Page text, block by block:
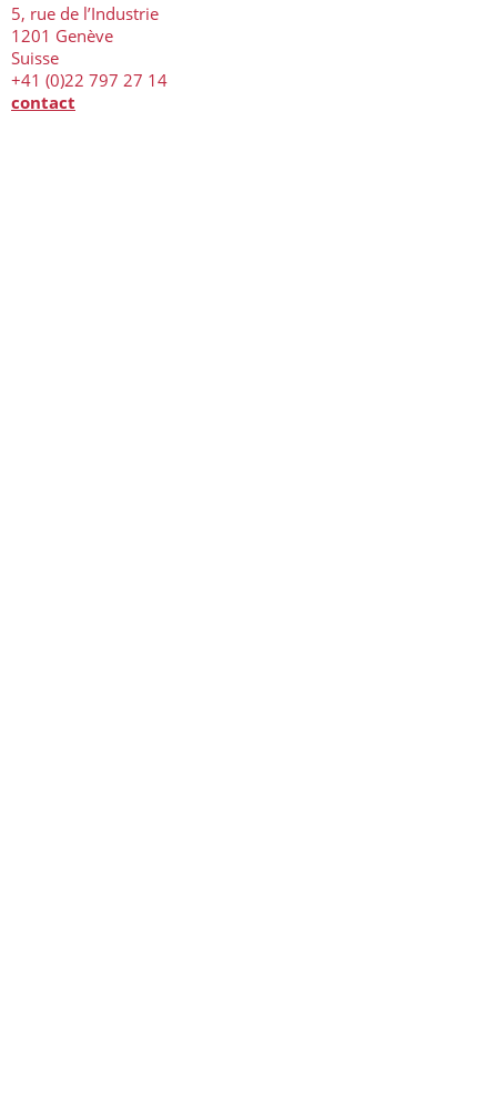
5, rue de l’Industrie
1201 Genève
Suisse
+41 (0)22 797 27 14
contact